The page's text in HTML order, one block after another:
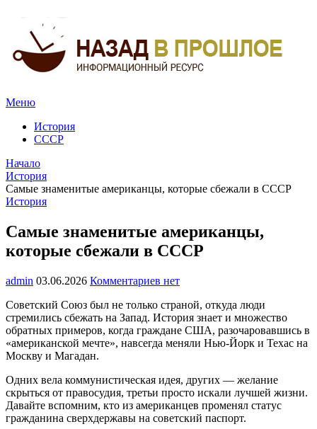
Меню
История
СССР
Начало
История
Самые знаменитые американцы, которые сбежали в СССР
История
Самые знаменитые американцы,
которые сбежали в СССР
admin 03.06.2026 Комментариев нет
Советский Союз был не только страной, откуда люди
стремились сбежать на Запад. История знает и множество
обратных примеров, когда граждане США, разочаровавшись в
«американской мечте», навсегда меняли Нью-Йорк и Техас на
Москву и Магадан.
Одних вела коммунистическая идея, других — желание
скрыться от правосудия, третьи просто искали лучшей жизни.
Давайте вспомним, кто из американцев променял статус
гражданина сверхдержавы на советский паспорт.